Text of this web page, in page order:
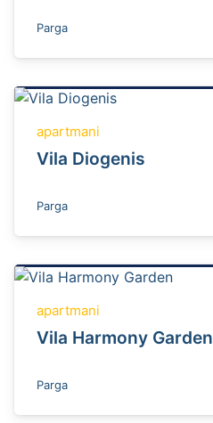
Parga
apartmani
Vila Diogenis
Parga
apartmani
Vila Harmony Garden
Parga